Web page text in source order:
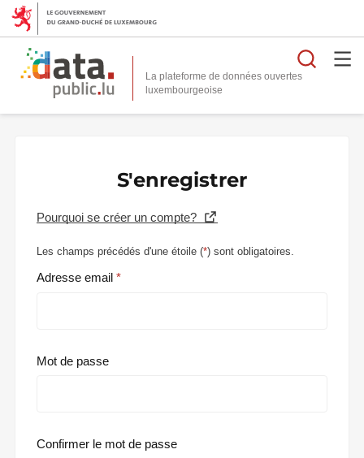
La plateforme de données ouvertes
S'enregistrer
Pourquoi se créer un compte?
Les champs précédés d'une étoile (*) sont obligatoires.
Adresse email
Mot de passe
Confirmer le mot de passe